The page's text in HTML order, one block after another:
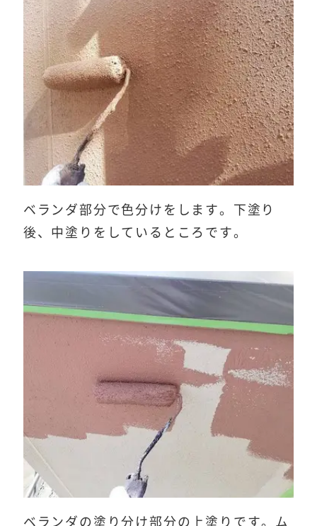
ベランダ部分で色分けをします。下塗り
後、中塗りをしているところです。
ベランダの塗り分け部分の上塗りです。ム